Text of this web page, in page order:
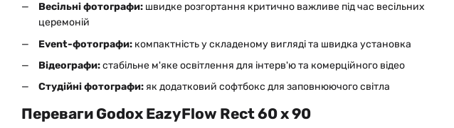
Весільні фотографи: швидке розгортання критично важливе під час весільних
церемоній
Event-фотографи: компактність у складеному вигляді та швидка установка
Відеографи:стабільне м'яке освітлення для інтерв'ю та комерційного відео
Студійні фотографи: як додатковий софтбокс для заповнюючого світла
Переваги Godox EazyFlow Rect 60 x 90